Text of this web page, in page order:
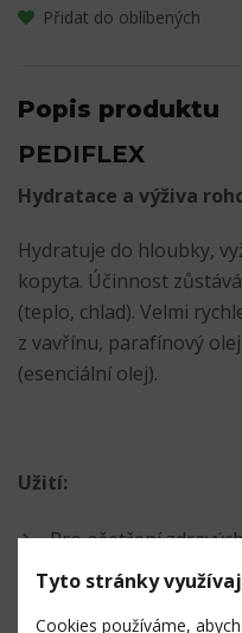
Přidat do oblíbených
Popis produktu
PEDIFLEX
Hydratace a výživa
Hydratuje do hloubky,
kopyta. Účinnost
(teplo, chlad). Velmi
z vavřínu, parafínový
(esenciální olej).
Užití:
Pro ošetření
výživy a posílení
Tyto stránky
Cookies používáme,